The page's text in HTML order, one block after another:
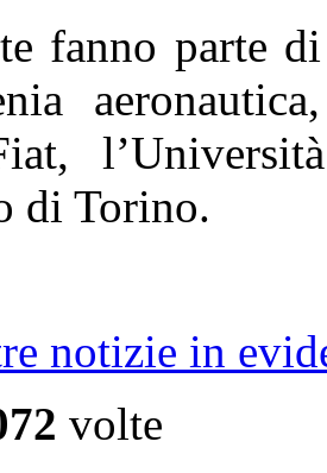
fanno parte
di Torino.
notizie in
volte